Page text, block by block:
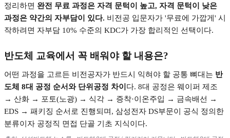
정리하면 완전 무료 과정은 자격 문턱이 높고, 자격 문턱이 낮은
과정은 약간의 자부담이 있다. 비전공 입문자가 '무료에 가깝게 ' 시
작하려면 자부담 10% 수준의 KDC가 가장 합리적인 선택이다.
반도체 교육에서 꼭 배워야 할 내용은?
어떤 과정을 고르든 비전공자가 반드시 익혀야 할 공통 뼈대는 반
도체
8대 공정 순서와 단위공정 차이 다. 8대 공정은 웨이퍼 제조
→ 산화 → 포토(노광) → 식각 → 증착·이온주입 → 금속배선 →
EDS → 패키징 순서로 진행되며 , 삼성전자 DS부문이 공식 정의한
분류이자 공정직 면접 단골 기초 지식이다.